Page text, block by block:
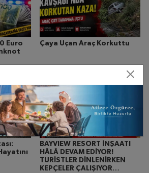
Euro
Çaya Uçan Araç Korkuttu
BAYVIEW RESORT İNŞAATI
HÂLÂ DEVAM EDİYOR!
TURİSTLER DİNLENİRKEN
KEPÇELER ÇALIŞIYOR…